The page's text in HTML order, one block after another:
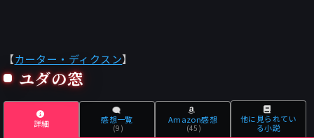
【カーター・ディクスン】
ユダの窓
詳細 感想一覧
(9)
Amazon感想
(45)
他に見られてい
る小説